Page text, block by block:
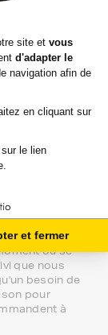
sur la
votre
sur le
Ils sont
espace client
est effectué
moyens de
lbp de
où se
que nous
besoin de
pour
à